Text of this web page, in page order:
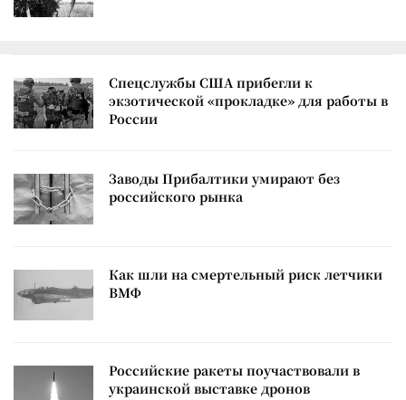
Спецслужбы США прибегли к
экзотической «прокладке» для работы в
России
Заводы Прибалтики умирают без
российского рынка
Как шли на смертельный риск летчики
ВМФ
Российские ракеты поучаствовали в
украинской выставке дронов